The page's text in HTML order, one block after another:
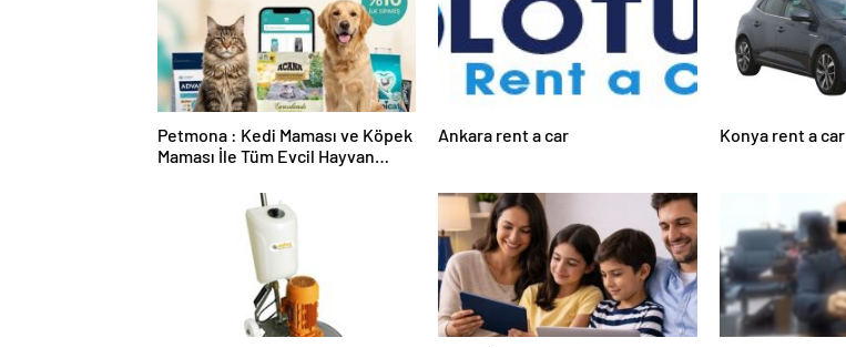
Petmona : Kedi Maması ve Köpek
Maması İle Tüm Evcil Hayvan
Ankara rent a car Konya rent a car